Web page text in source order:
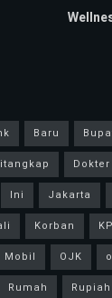
Baru
Dokter
Ini Jakarta
Korban
Mobil OJK
Rumah Rupiah